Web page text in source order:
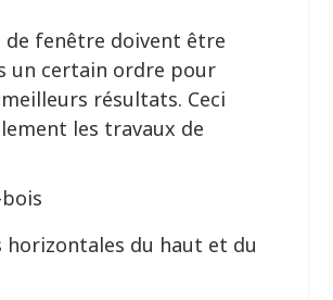
de fenêtre doivent être
un certain ordre pour
résultats. Ceci
les travaux de
horizontales du haut et du